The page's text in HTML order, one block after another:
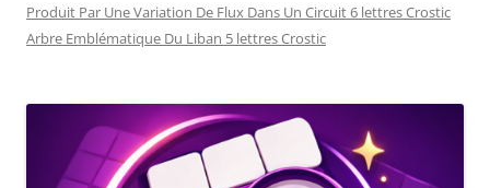
Produit Par Une Variation De Flux Dans Un Circuit 6 lettres Crostic
Arbre Emblématique Du Liban 5 lettres Crostic